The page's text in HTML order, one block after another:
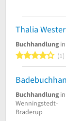
Thalia
Buchhandlung
4
1
Buchhandlung in
Wenningstedt-
Braderup